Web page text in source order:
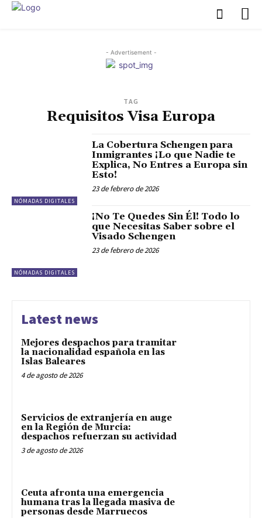
- Advertisement -
TAG
Requisitos Visa Europa
NÓMADAS DIGITALES
La Cobertura Schengen para
Inmigrantes ¡Lo que Nadie te
Explica, No Entres a Europa sin
Esto!
23 de febrero de 2026
NÓMADAS DIGITALES
¡No Te Quedes Sin Él! Todo lo
que Necesitas Saber sobre el
Visado Schengen
23 de febrero de 2026
Latest news
Mejores despachos para tramitar
la nacionalidad española en las
Islas Baleares
4 de agosto de 2026
Servicios de extranjería en auge
en la Región de Murcia:
despachos refuerzan su actividad
3 de agosto de 2026
Ceuta afronta una emergencia
humana tras la llegada masiva de
personas desde Marruecos